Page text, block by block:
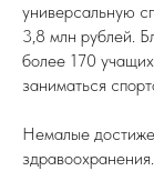
универсальную
3,8 млн рублей.
более 170
заниматься
Немалые